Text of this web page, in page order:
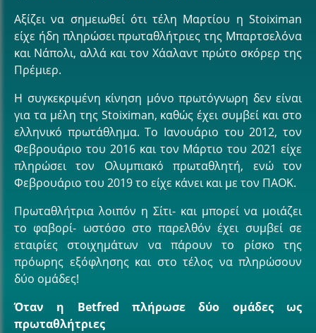
Αξίζει να σημειωθεί ότι τέλη Μαρτίου η Stoiximan
είχε ήδη πληρώσει πρωταθλήτριες της Μπαρτσελόνα
και Νάπολι, αλλά και τον Χάαλαντ πρώτο σκόρερ της
Πρέμιερ.
Η συγκεκριμένη κίνηση μόνο πρωτόγνωρη δεν είναι
για τα μέλη της Stoiximan, καθώς έχει συμβεί και στο
ελληνικό πρωτάθλημα. Το Ιανουάριο του 2012, τον
Φεβρουάριο του 2016 και τον Μάρτιο του 2021 είχε
πληρώσει τον Ολυμπιακό πρωταθλητή, ενώ τον
Φεβρουάριο του 2019 το είχε κάνει και με τον ΠΑΟΚ.
Πρωταθλήτρια λοιπόν η Σίτι- και μπορεί να μοιάζει
το φαβορί- ωστόσο στο παρελθόν έχει συμβεί σε
εταιρίες στοιχημάτων να πάρουν το ρίσκο της
πρόωρης εξόφλησης και στο τέλος να πληρώσουν
δύο ομάδες!
Όταν η Betfred πλήρωσε δύο ομάδες ως
πρωταθλήτριες